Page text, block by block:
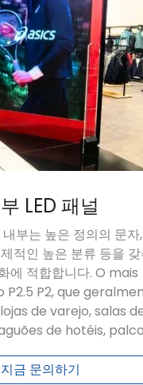
LED 패널
부는 높은 정의의 문자
적인 높은 분류 등을
에 적합합니다. O mais
P2, que
de varejo, salas
de hotéis,
지금 문의하기